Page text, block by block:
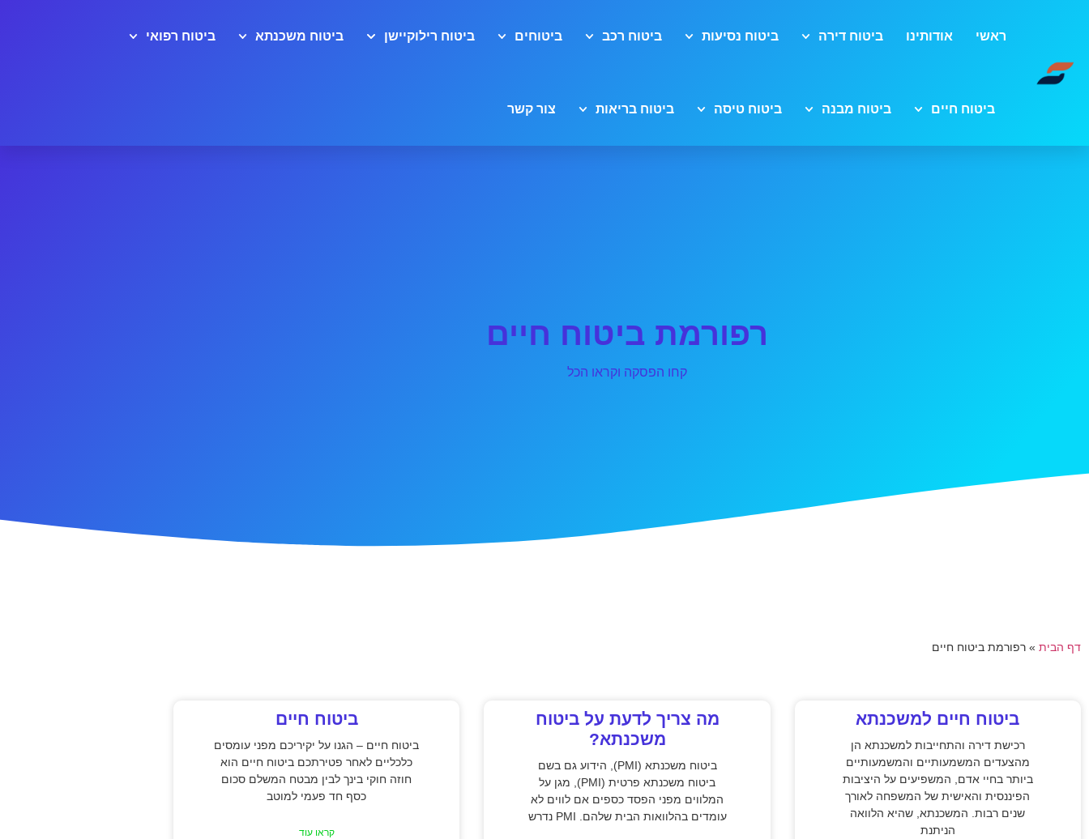
ראשי אודותינו ביטוח דירה ביטוח נסיעות ביטוח רכב ביטוחים ביטוח רילוקיישן ביטוח משכנתא ביטוח רפואי
ביטוח חיים ביטוח מבנה ביטוח טיסה ביטוח בריאות צור קשר
רפורמת ביטוח חיים
קחו הפסקה וקראו הכל
דף הבית » רפורמת ביטוח חיים
ביטוח חיים למשכנתא
רכישת דירה והתחייבות למשכנתא הן
מהצעדים המשמעותיים והמשמעותיים
ביותר בחיי אדם, המשפיעים על היציבות
הפיננסית והאישית של המשפחה לאורך
שנים רבות. המשכנתא, שהיא הלוואה
הניתנת
מה צריך לדעת על ביטוח
משכנתא?
ביטוח משכנתא (PMI), הידוע גם בשם
ביטוח משכנתא פרטית (PMI), מגן על
המלווים מפני הפסד כספים אם לווים לא
עומדים בהלוואות הבית שלהם. PMI נדרש
ביטוח חיים
ביטוח חיים – הגנו על יקיריכם מפני עומסים
כלכליים לאחר פטירתכם ביטוח חיים הוא
חוזה חוקי בינך לבין מבטח המשלם סכום
כסף חד פעמי למוטב
קראו עוד